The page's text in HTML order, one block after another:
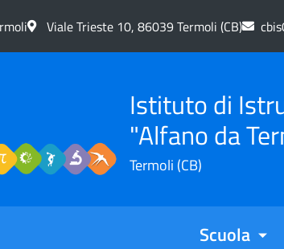
Viale Trieste 10, 86039 Termoli (CB)
Istituto di
"Alfano da
Termoli (CB)
Scuola